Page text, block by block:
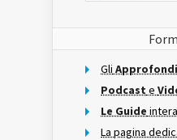
Gli
Podcast e
Le Guide
La pagina